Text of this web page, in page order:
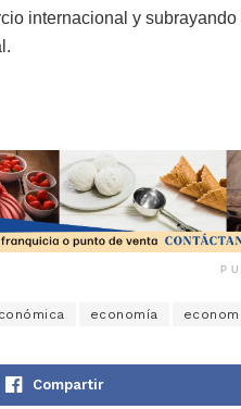
internacional y
economía
Compartir